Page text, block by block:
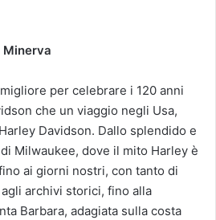
Minerva
per celebrare i 120 anni
che un viaggio negli Usa,
Davidson. Dallo splendido e
Milwaukee, dove il mito Harley è
ai giorni nostri, con tanto di
archivi storici, fino alla
Barbara, adagiata sulla costa